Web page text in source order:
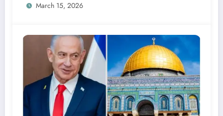
March 15, 2026